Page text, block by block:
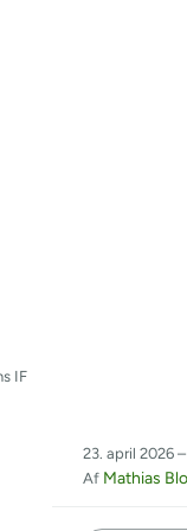
IF
23. april 2026 –
Af Mathias